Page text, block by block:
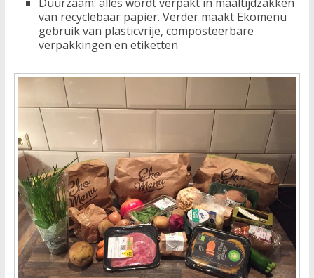
van recyclebaar papier. Verder maakt Ekomenu
gebruik van plasticvrije, composteerbare
verpakkingen en etiketten